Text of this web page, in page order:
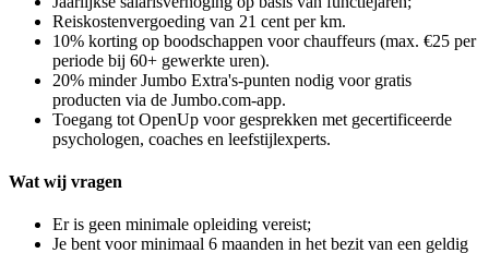
Reiskostenvergoeding van 21 cent per km.
10% korting op boodschappen voor chauffeurs (max. €25 per
periode bij 60+ gewerkte uren).
20% minder Jumbo Extra's-punten nodig voor gratis
producten via de Jumbo.com-app.
Toegang tot OpenUp voor gesprekken met gecertificeerde
psychologen, coaches en leefstijlexperts.
Wat wij vragen
Er is geen minimale opleiding vereist;
Je bent voor minimaal 6 maanden in het bezit van een geldig